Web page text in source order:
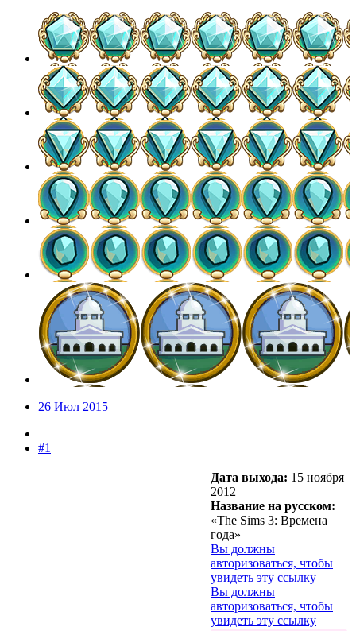
26 Июл 2015
#1
Дата выхода: 15 ноября
2012
Название на русском:
«The Sims 3: Времена
года»
Вы должны
авторизоваться, чтобы
увидеть эту ссылку
Вы должны
авторизоваться, чтобы
увидеть эту ссылку